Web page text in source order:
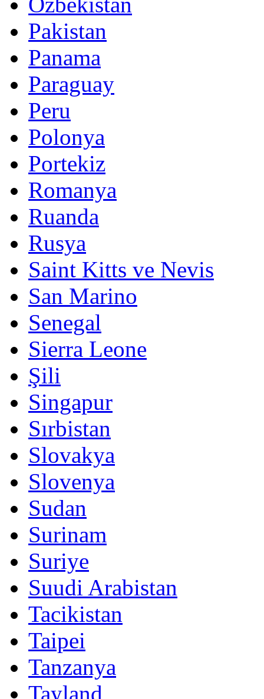
Pakistan
Panama
Paraguay
Peru
Polonya
Portekiz
Romanya
Ruanda
Rusya
Saint Kitts ve Nevis
San Marino
Senegal
Sierra Leone
Şili
Singapur
Sırbistan
Slovakya
Slovenya
Sudan
Surinam
Suriye
Suudi Arabistan
Tacikistan
Taipei
Tanzanya
Tayland